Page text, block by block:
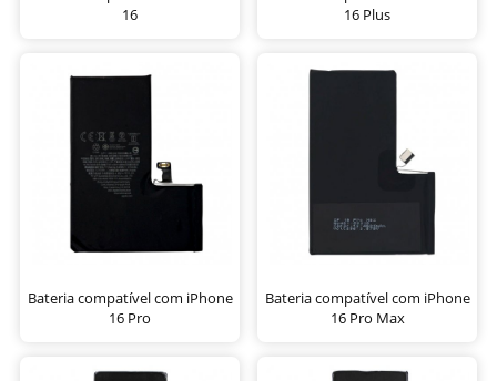
16
16 Plus
Bateria compatível com iPhone
16 Pro
Bateria compatível com iPhone
16 Pro Max